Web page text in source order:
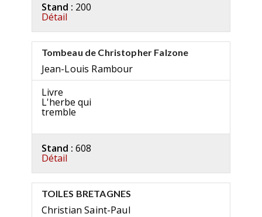
Stand : 200
Détail
Tombeau de Christopher Falzone
Jean-Louis Rambour
Livre
L'herbe qui
tremble
Stand : 608
Détail
TOILES BRETAGNES
Christian Saint-Paul